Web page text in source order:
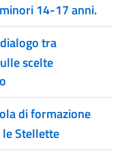
14-17 anni.
dialogo tra
scelte
di formazione
Stellette